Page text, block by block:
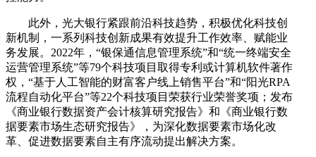
此外，光大银行紧跟前沿科技趋势，积极优化科技创
新机制，一系列科技创新成果有效提升工作效率、赋能业
务发展。2022年，“银保通信息管理系统”和“统一终端安全
运营管理系统”等79个科技项目取得专利或计算机软件著作
权，“基于人工智能的财富客户线上销售平台”和“阳光RPA
流程自动化平台”等22个科技项目荣获行业荣誉奖项；发布
《商业银行数据资产会计核算研究报告》和《商业银行数
据要素市场生态研究报告》，为深化数据要素市场化改
革、促进数据要素自主有序流动提出解决方案。